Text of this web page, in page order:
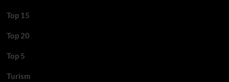
Top 15
Top 20
Top 5
Turism